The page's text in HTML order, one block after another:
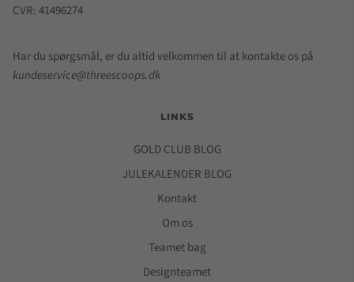
CVR: 41496274
Har du spørgsmål, er du altid velkommen til at kontakte os på
kundeservice@threescoops.dk
LINKS
GOLD CLUB BLOG
JULEKALENDER BLOG
Kontakt
Om os
Teamet bag
Designteamet